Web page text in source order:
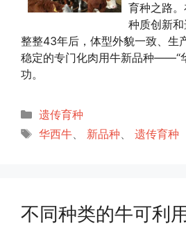
育种之路。
种质创新和
整整43年后，体型外貌一致、生
稳定的专门化肉用牛新品种——“
功。
分
类
遗传育种
标
华西牛、 新品种、 遗传育种
不同种类的牛可利